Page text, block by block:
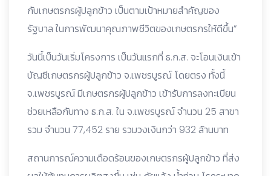
กับเกษตรกรผู้ปลูกข้าว เป็นตามเป้าหมายสำคัญของ
รัฐบาล ในการพัฒนาคุณภาพชีวิตของเกษตรกรให้ดีขึ้น”
วันนี้เป็นวันเริ่มโครงการ เป็นวันแรกที่ ธ.ก.ส. จะโอนเงินเข้า
บัญชีเกษตรกรผู้ปลูกข้าว จ.เพชรบูรณ์ โดยตรง ทั้งนี้
จ.เพชรบูรณ์ มีเกษตรกรผู้ปลูกข้าว เข้ารับการลงทะเบียน
ช่วยเหลือกับทาง ธ.ก.ส. ใน จ.เพชรบูรณ์ จำนวน 25 สาขา
รวม จำนวน 77,452 ราย รวมวงเงินกว่า 932 ล้านบาท
สถานการณ์ความเดือดร้อนของเกษตรกรผู้ปลูกข้าว ที่ส่ง